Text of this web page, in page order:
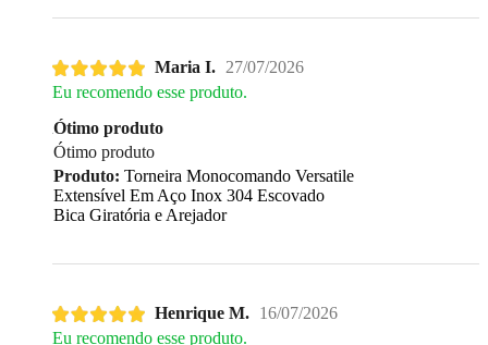
Maria I. 27/07/2026
Eu recomendo esse produto.
Ótimo produto
Ótimo produto
Produto: Torneira Monocomando Versatile
Extensível Em Aço Inox 304 Escovado
Bica Giratória e Arejador
Henrique M. 16/07/2026
Eu recomendo esse produto.